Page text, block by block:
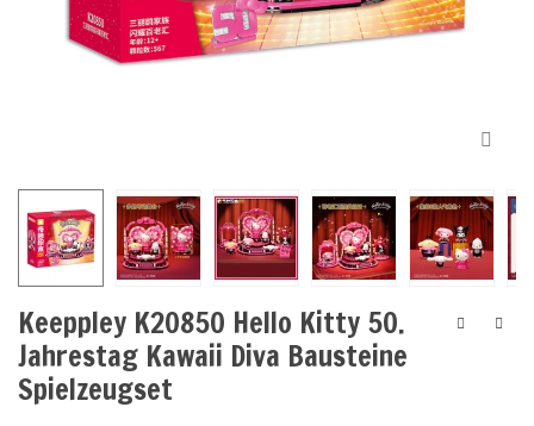
Keeppley K20850 Hello Kitty 50.
Jahrestag Kawaii Diva Bausteine
Spielzeugset